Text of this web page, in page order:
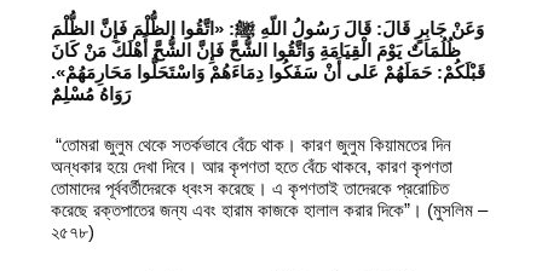
وَعَنْ جَابِرٍ قَالَ: قَالَ رَسُولُ اللّهِ ﷺ: «اتَّقُوا الظُّلْمَ فَإِنَّ الظُّلْمَ
ظُلُمَاتٌ يَوْمَ الْقِيَامَةِ وَاتَّقُوا الشُّحَّ فَإِنَّ الشُّحَّ أَهْلَكَ مَنْ كَانَ
قَبْلَكُمْ: حَمَلَهُمْ عَلى أَنْ سَفَكُوا دِمَاءَهُمْ وَاسْتَحَلُّوا مَحَارِمَهُمْ».
رَوَاهُ مُسْلِمٌ
“তোমরা জুলুম থেকে সতর্কভাবে বেঁচে থাক। কারণ জুলুম কিয়ামতের দিন
অন্ধকার হয়ে দেখা দিবে। আর কৃপণতা হতে বেঁচে থাকবে, কারণ কৃপণতা
তোমাদের পূর্ববর্তীদেরকে ধ্বংস করেছে। এ কৃপণতাই তাদেরকে প্ররোচিত
করেছে রক্তপাতের জন্য এবং হারাম কাজকে হালাল করার দিকে”। (মুসলিম –
২৫৭৮)